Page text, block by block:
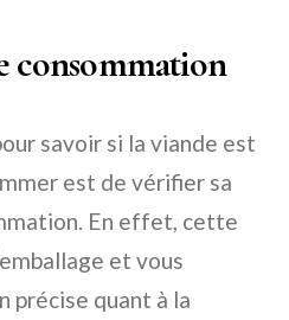
consommation
savoir si la viande est
est de vérifier sa
En effet, cette
et vous
précise quant à la